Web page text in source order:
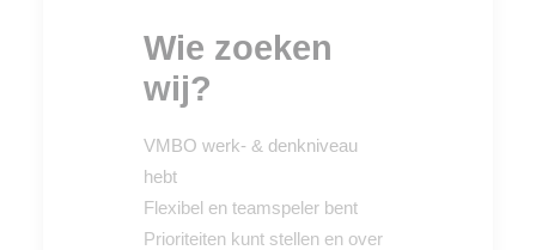
Wie zoeken
wij?
VMBO werk- & denkniveau
hebt
Flexibel en teamspeler bent
Prioriteiten kunt stellen en over